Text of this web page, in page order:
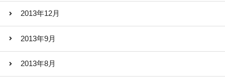
2013年12月
2013年9月
2013年8月